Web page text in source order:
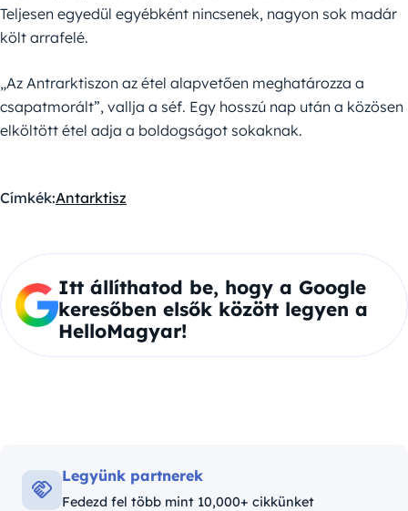
Teljesen egyedül egyébként nincsenek, nagyon sok madár
költ arrafelé.
„Az Antrarktiszon az étel alapvetően meghatározza a
csapatmorált”, vallja a séf. Egy hosszú nap után a közösen
elköltött étel adja a boldogságot sokaknak.
Címkék:Antarktisz
Itt állíthatod be, hogy a Google
keresőben elsők között legyen a
HelloMagyar!
Legyünk partnerek
Fedezd fel több mint 10,000+ cikkünket